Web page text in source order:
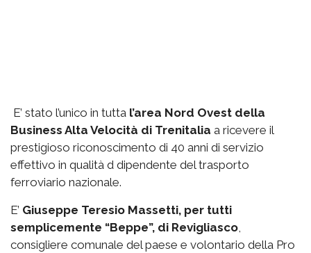
E’ stato l’unico in tutta l’area Nord Ovest della
Business Alta Velocità di Trenitalia a ricevere il
prestigioso riconoscimento di 40 anni di servizio
effettivo in qualità d dipendente del trasporto
ferroviario nazionale.
E’ Giuseppe Teresio Massetti, per tutti
semplicemente “Beppe”, di Revigliasco,
consigliere comunale del paese e volontario della Pro